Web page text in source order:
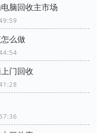
脑回收主市场
么做
门回收